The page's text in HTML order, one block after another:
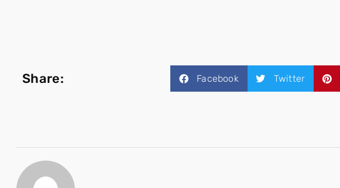
Share: Facebook Twitter